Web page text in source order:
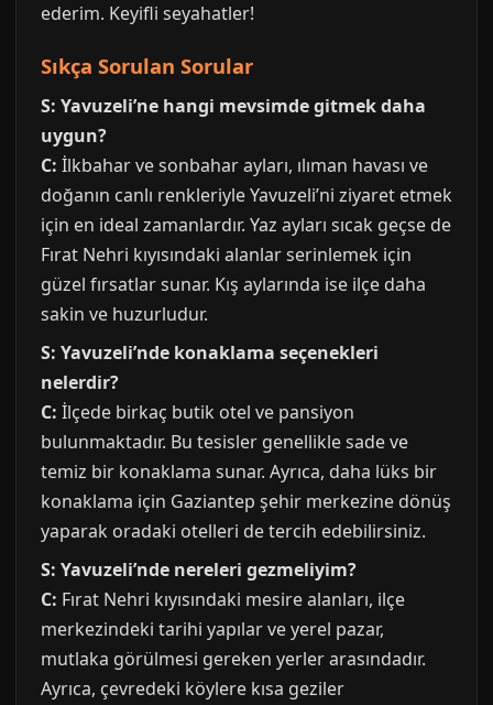
ederim. Keyifli seyahatler!
Sıkça Sorulan Sorular
S: Yavuzeli’ne hangi mevsimde gitmek daha
uygun?
C: İlkbahar ve sonbahar ayları, ılıman havası ve
doğanın canlı renkleriyle Yavuzeli’ni ziyaret etmek
için en ideal zamanlardır. Yaz ayları sıcak geçse de
Fırat Nehri kıyısındaki alanlar serinlemek için
güzel fırsatlar sunar. Kış aylarında ise ilçe daha
sakin ve huzurludur.
S: Yavuzeli’nde konaklama seçenekleri
nelerdir?
C: İlçede birkaç butik otel ve pansiyon
bulunmaktadır. Bu tesisler genellikle sade ve
temiz bir konaklama sunar. Ayrıca, daha lüks bir
konaklama için Gaziantep şehir merkezine dönüş
yaparak oradaki otelleri de tercih edebilirsiniz.
S: Yavuzeli’nde nereleri gezmeliyim?
C: Fırat Nehri kıyısındaki mesire alanları, ilçe
merkezindeki tarihi yapılar ve yerel pazar,
mutlaka görülmesi gereken yerler arasındadır.
Ayrıca, çevredeki köylere kısa geziler